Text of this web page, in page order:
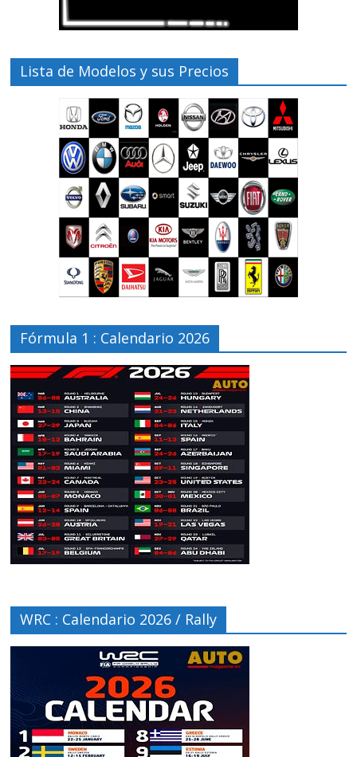
Lista de Modelos y sus Precios
Fórmula 1 : Calendario 2026
WRC : Calendario 2026 / Rally